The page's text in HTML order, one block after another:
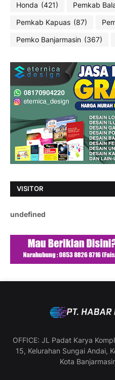
Honda (421) Pemkab
Pemkab Kapuas (87)
Pemko Banjarmasin (367)
VISITOR
undefined
OFFICE: JL Padat Karya
15, Kelurahan Sungai Andai,
Kota